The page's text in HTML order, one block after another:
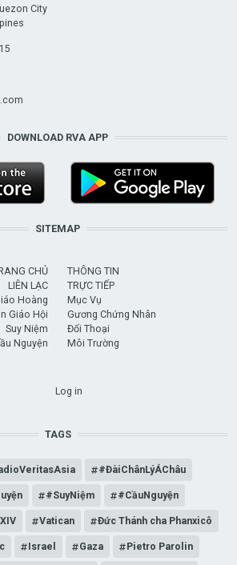
City
DOWNLOAD RVA APP
SITEMAP
CHỦ
LIÊN LẠC
Hoàng
Giáo Hội
Suy Niệm
Nguyện
THÔNG TIN
TRỰC TIẾP
Mục Vụ
Gương Chứng Nhân
Đối Thoại
Môi Trường
Log in
TAGS
#ĐàiChânLýÁChâu
#SuyNiệm #CầuNguyện
Vatican Đức Thánh cha Phanxicô
Israel Gaza Pietro Parolin